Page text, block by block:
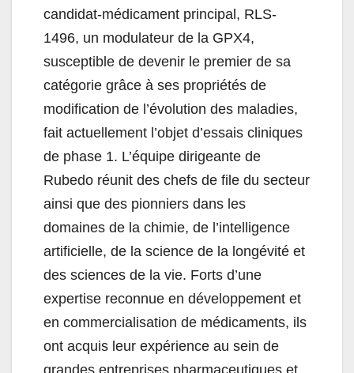
candidat-médicament principal, RLS-
1496, un modulateur de la GPX4,
susceptible de devenir le premier de sa
catégorie grâce à ses propriétés de
modification de l’évolution des maladies,
fait actuellement l’objet d’essais cliniques
de phase 1. L’équipe dirigeante de
Rubedo réunit des chefs de file du secteur
ainsi que des pionniers dans les
domaines de la chimie, de l’intelligence
artificielle, de la science de la longévité et
des sciences de la vie. Forts d’une
expertise reconnue en développement et
en commercialisation de médicaments, ils
ont acquis leur expérience au sein de